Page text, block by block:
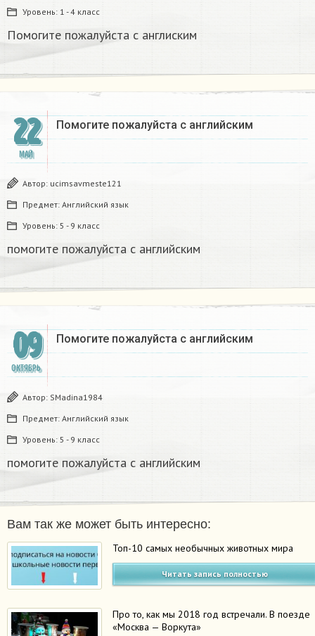
Уровень: 1 - 4 класс
Помогите пожалуйста с англиским
22
МАЙ
Помогите пожалуйста с английским
Автор: ucimsavmeste121
Предмет: Английский язык
Уровень: 5 - 9 класс
помогите пожалуйста с английским
09
ОКТЯБРЬ
Помогите пожалуйста с английским
Автор: SMadina1984
Предмет: Английский язык
Уровень: 5 - 9 класс
помогите пожалуйста с английским
Вам так же может быть интересно:
Топ-10 самых необычных животных мира
Читать запись полностью
Про то, как мы 2018 год встречали. В поезде
«Москва — Воркута»